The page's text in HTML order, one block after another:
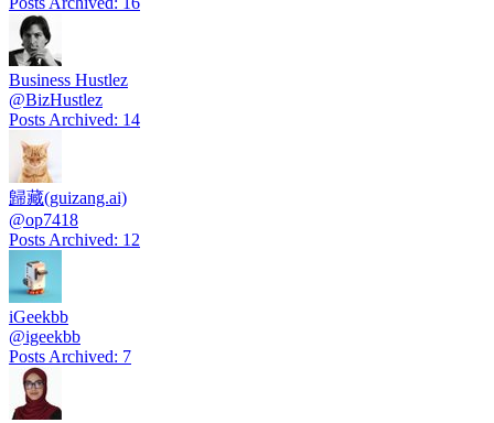
Business Hustlez
@BizHustlez
Posts Archived: 14
歸藏(guizang.ai)
@op7418
Posts Archived: 12
iGeekbb
@igeekbb
Posts Archived: 7